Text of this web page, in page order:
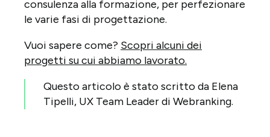
consulenza alla formazione, per perfezionare
le varie fasi di progettazione.
Vuoi sapere come? Scopri alcuni dei
progetti su cui abbiamo lavorato.
Questo articolo è stato scritto da Elena
Tipelli, UX Team Leader di Webranking.